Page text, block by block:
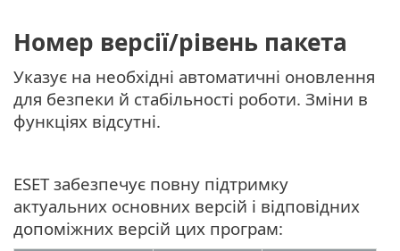
Номер версії/рівень пакета
Указує на необхідні автоматичні оновлення
для безпеки й стабільності роботи. Зміни в
функціях відсутні.
ESET забезпечує повну підтримку
актуальних основних версій і відповідних
допоміжних версій цих програм: